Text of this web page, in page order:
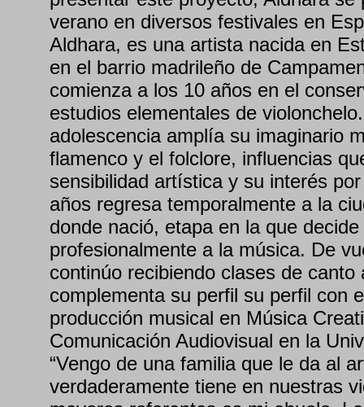
verano en diversos festivales en
Aldhara, es una artista nacida en
en el barrio madrileño de
comienza a los 10 años en el
estudios elementales de
adolescencia amplía su imaginario
flamenco y el folclore, influencias
sensibilidad artística y su interés
años regresa temporalmente a la
donde nació, etapa en la que
profesionalmente a la música. De
continúo recibiendo clases de canto
complementa su perfil su perfil con
producción musical en Música
Comunicación Audiovisual en la
“Vengo de una familia que le da al
verdaderamente tiene en nuestras